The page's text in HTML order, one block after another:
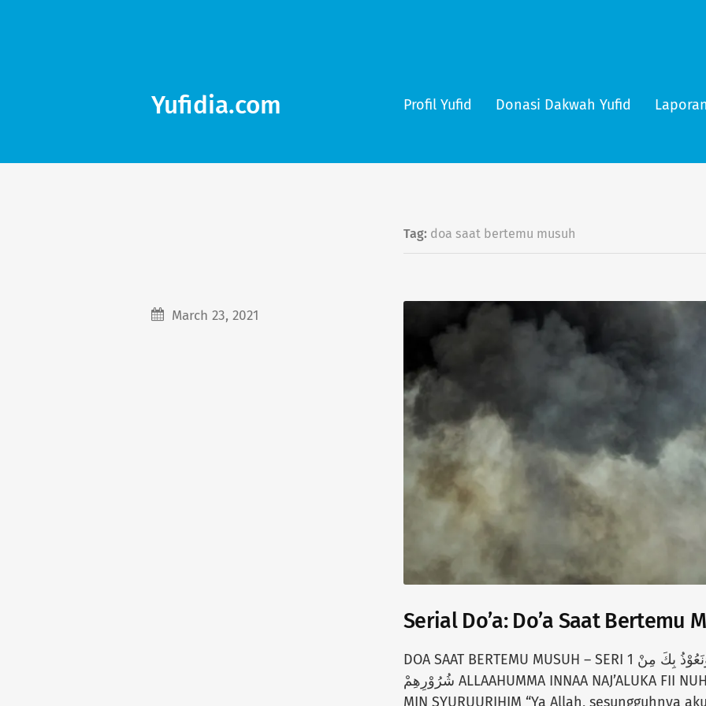
Yufidia.com Profil Yufid Donasi Dakwah Yufid
Tag: doa saat bertemu musuh
Serial Do’a: Do’a Saat Bertemu
March 23, 2021
DOA SAAT BERTEMU MUSUH – SERI 1 اللَّهُمَّ إِنَّا نَجْعَلُكَ فِي نُحُوْرِهِمْ وَنَعُوْذُ بِكَ مِنْ
شُرُوْرِهِمْ ALLAAHUMMA INNAA NAJ’ALUKA FII NUHUURIHIM WA NA’UUDZU BIKA
MIN SYURUURIHIM “Ya Allah, sesungguhnya